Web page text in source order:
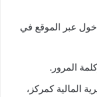
عبر الموقع في
المرور.​
المالية كمركز،